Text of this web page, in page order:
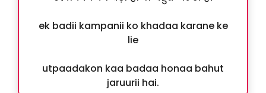
ek badii kampanii ko khadaa karane ke
lie
utpaadakon kaa badaa honaa bahut
jaruurii hai.